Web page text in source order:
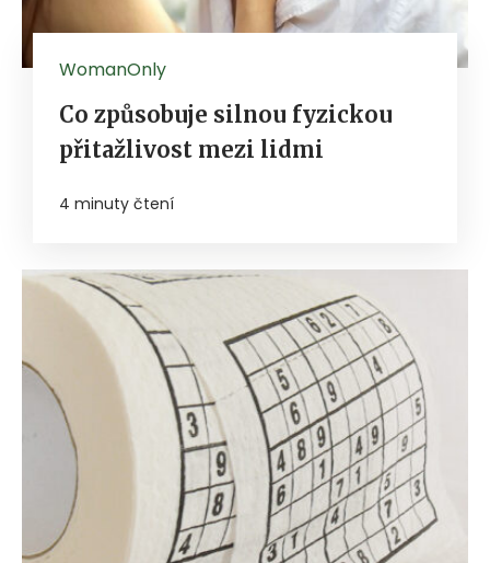
WomanOnly
Co způsobuje silnou fyzickou
přitažlivost mezi lidmi
4 minuty čtení